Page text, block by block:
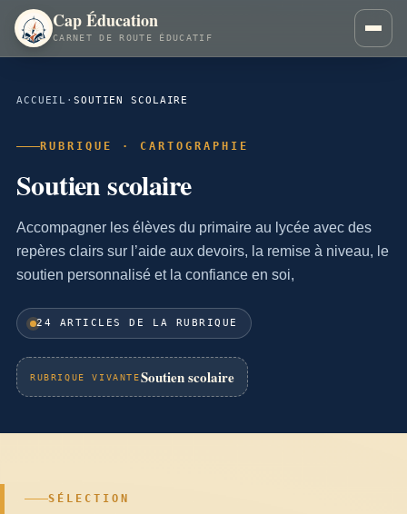
Cap Éducation
CARNET DE ROUTE ÉDUCATIF
ACCUEIL ·SOUTIEN SCOLAIRE
RUBRIQUE · CARTOGRAPHIE
Soutien scolaire
Accompagner les élèves du primaire au lycée avec des
repères clairs sur l’aide aux devoirs, la remise à niveau, le
soutien personnalisé et la confiance en soi,
24 ARTICLES DE LA RUBRIQUE
RUBRIQUE VIVANTESoutien scolaire
SÉLECTION